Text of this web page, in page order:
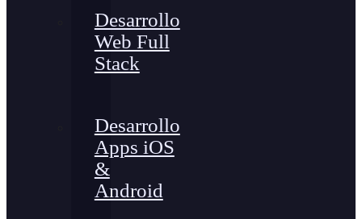
Desarrollo
Web Full
Stack
Desarrollo
Apps iOS
&
Android